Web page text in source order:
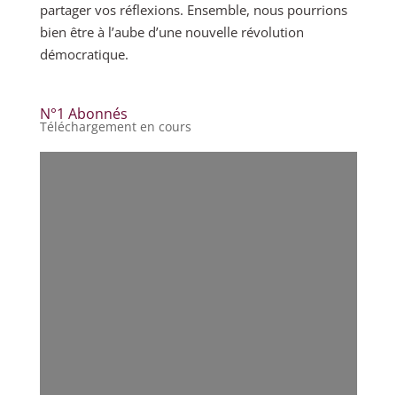
partager vos réflexions. Ensemble, nous pourrions
bien être à l’aube d’une nouvelle révolution
démocratique.
N°1 Abonnés
Téléchargement en cours